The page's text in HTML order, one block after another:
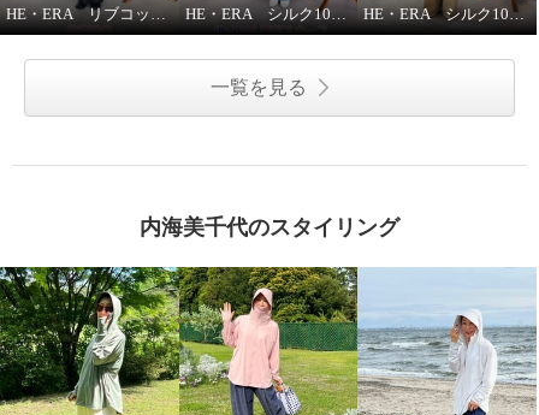
HE・ERA リブコットンインナー 3枚セット HE・ERA シルク100％スカーフのうれしい機能 HE・ERA シルク100％ スクエアー 大判スカーフ
一覧を見る
内海美千代のスタイリング